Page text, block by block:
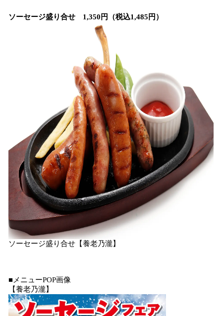
ソーセージ盛り合せ 1,350円（税込1,485円）
ソーセージ盛り合せ【養老乃瀧】
■メニューPOP画像
【養老乃瀧】